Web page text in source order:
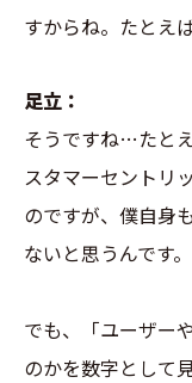
すからね。たとえ
足立：
そうですね…たと
スタマーセントリ
のですが、僕自身
ないと思うんです。
でも、「ユーザー
のかを数字として